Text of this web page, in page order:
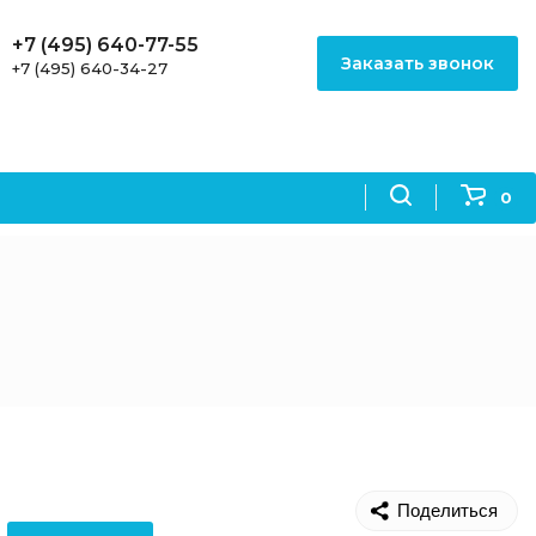
0
+7 (495) 640-77-55
+7 (495) 640-34-27 Заказать звонок
Поделиться